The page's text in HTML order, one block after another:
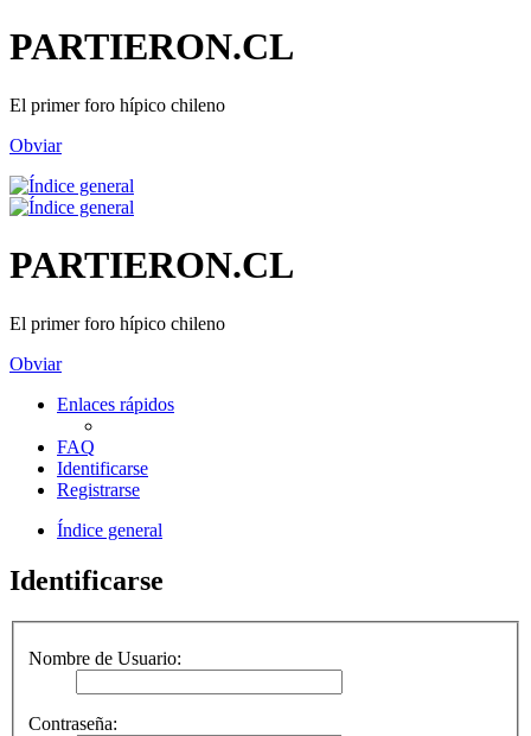
PARTIERON.CL
El primer foro hípico chileno
Obviar
PARTIERON.CL
El primer foro hípico chileno
Obviar
Enlaces rápidos
FAQ
Identificarse
Registrarse
Índice general
Identificarse
Nombre de Usuario:
Contraseña: